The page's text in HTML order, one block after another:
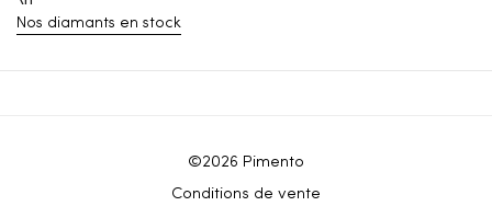
Nos diamants en stock
©2026 Pimento
Conditions de vente